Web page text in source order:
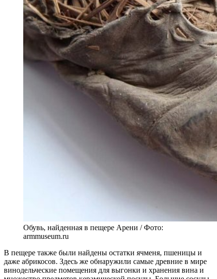
Обувь, найденная в пещере Арени / Фото:
armmuseum.ru
В пещере также были найдены остатки ячменя, пшеницы и
даже абрикосов. Здесь же обнаружили самые древние в мире
винодельческие помещения для выгонки и хранения вина и